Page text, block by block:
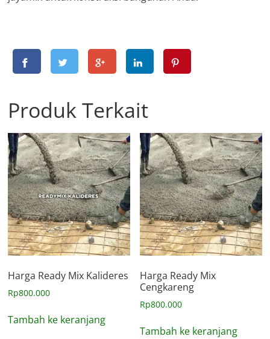
Produk Terkait
Harga Ready Mix Kalideres
Rp800.000
Tambah ke keranjang
Harga Ready Mix
Cengkareng
Rp800.000
Tambah ke keranjang